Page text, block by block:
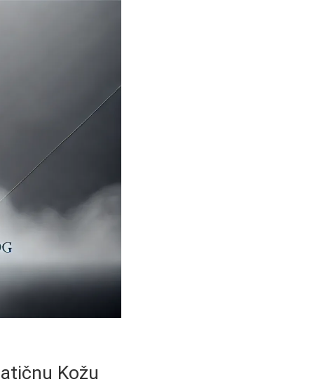
Kožu